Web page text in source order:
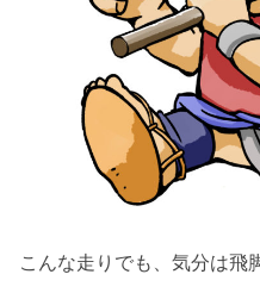
こんな走りでも、気分は飛